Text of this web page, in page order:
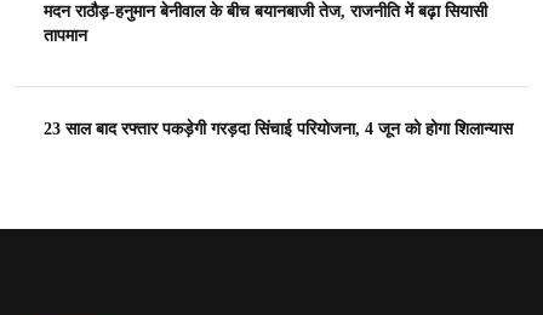
मदन राठौड़-हनुमान बेनीवाल के बीच बयानबाजी तेज, राजनीति में बढ़ा सियासी
तापमान
23 साल बाद रफ्तार पकड़ेगी गरड़दा सिंचाई परियोजना, 4 जून को होगा शिलान्यास